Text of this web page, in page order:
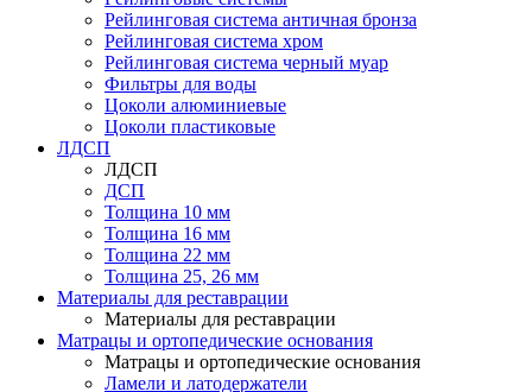
Рейлинговая система античная бронза
Рейлинговая система хром
Рейлинговая система черный муар
Фильтры для воды
Цоколи алюминиевые
Цоколи пластиковые
ЛДСП
ЛДСП
ДСП
Толщина 10 мм
Толщина 16 мм
Толщина 22 мм
Толщина 25, 26 мм
Материалы для реставрации
Материалы для реставрации
Матрацы и ортопедические основания
Матрацы и ортопедические основания
Ламели и латодержатели